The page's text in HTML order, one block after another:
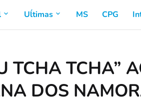
Uĺtimas MS CPG
TCHA TCHA”
DOS